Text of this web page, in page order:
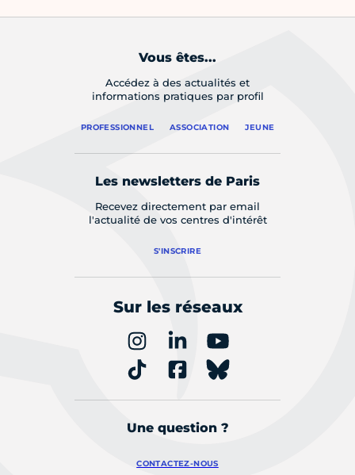
Vous êtes...
Accédez à des actualités et
informations pratiques par profil
PROFESSIONNEL ASSOCIATION JEUNE
Les newsletters de Paris
Recevez directement par email
l'actualité de vos centres d'intérêt
S'INSCRIRE
Sur les réseaux
Une question ?
CONTACTEZ-NOUS